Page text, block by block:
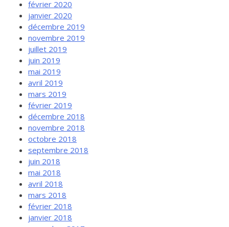
février 2020
janvier 2020
décembre 2019
novembre 2019
juillet 2019
juin 2019
mai 2019
avril 2019
mars 2019
février 2019
décembre 2018
novembre 2018
octobre 2018
septembre 2018
juin 2018
mai 2018
avril 2018
mars 2018
février 2018
janvier 2018